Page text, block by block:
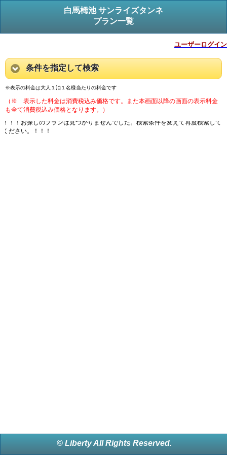
白馬栂池 サンライズタンネ
プラン一覧
ユーザーログイン
条件を指定して検索
※表示の料金は大人１泊１名様当たりの料金です
（※ 表示した料金は消費税込み価格です。また本画面以降の画面の表示料金
も全て消費税込み価格となります。）
！！！お探しのプランは見つかりませんでした。検索条件を変えて再度検索して
ください。！！！
© Liberty All Rights Reserved.